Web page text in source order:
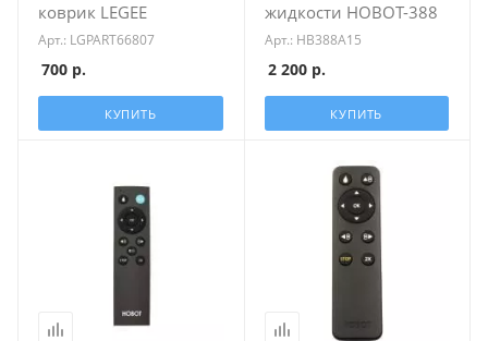
коврик LEGEE
Арт.: LGPART66807
700 р.
КУПИТЬ
жидкости HOBOT-388
Арт.: HB388A15
2 200р.
КУПИТЬ